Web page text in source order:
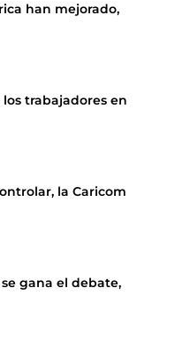
han mejorado,
trabajadores en
la Caricom
gana el debate,